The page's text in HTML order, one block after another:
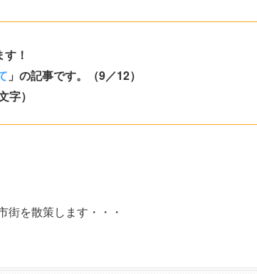
！
」の記事です。（9／12）
字）
街を散策します・・・